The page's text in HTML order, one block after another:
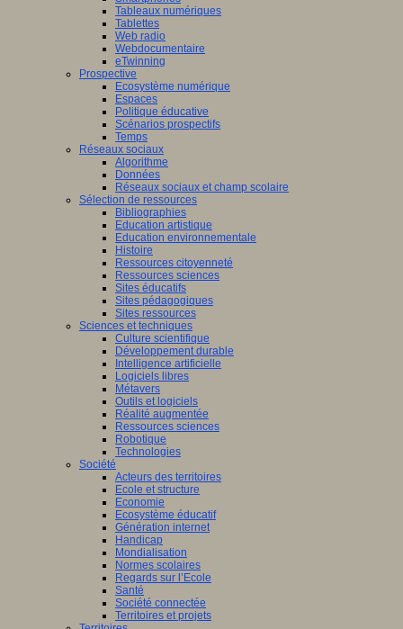
Tableaux numériques
Tablettes
Web radio
Webdocumentaire
eTwinning
Prospective
Ecosystème numérique
Espaces
Politique éducative
Scénarios prospectifs
Temps
Réseaux sociaux
Algorithme
Données
Réseaux sociaux et champ scolaire
Sélection de ressources
Bibliographies
Education artistique
Education environnementale
Histoire
Ressources citoyenneté
Ressources sciences
Sites éducatifs
Sites pédagogiques
Sites ressources
Sciences et techniques
Culture scientifique
Développement durable
Intelligence artificielle
Logiciels libres
Métavers
Outils et logiciels
Réalité augmentée
Ressources sciences
Robotique
Technologies
Société
Acteurs des territoires
Ecole et structure
Economie
Ecosystème éducatif
Génération internet
Handicap
Mondialisation
Normes scolaires
Regards sur l’Ecole
Santé
Société connectée
Territoires et projets